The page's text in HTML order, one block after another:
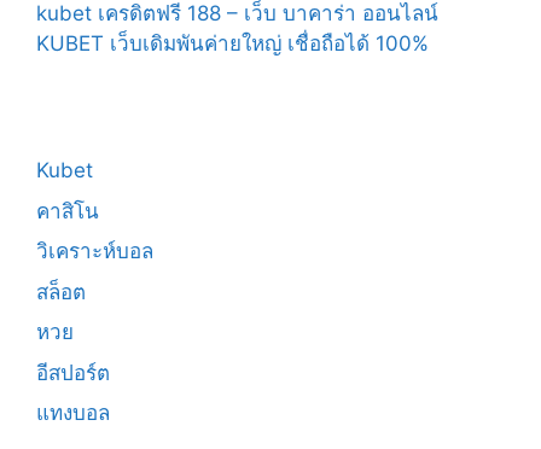
kubet เครดิตฟรี 188 – เว็บ บาคาร่า ออนไลน์
KUBET เว็บเดิมพันค่ายใหญ่ เชื่อถือได้ 100%
Kubet
คาสิโน
วิเคราะห์บอล
สล็อต
หวย
อีสปอร์ต
แทงบอล